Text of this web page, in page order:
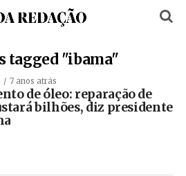
tagged "ibama"
7 anos atrás
de óleo: reparação de
bilhões, diz presidente